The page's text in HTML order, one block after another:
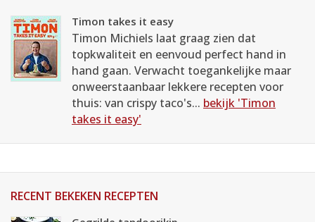
Timon takes it easy
Timon Michiels laat graag zien dat
topkwaliteit en eenvoud perfect hand in
hand gaan. Verwacht toegankelijke maar
onweerstaanbaar lekkere recepten voor
thuis: van crispy taco's... bekijk 'Timon
takes it easy'
RECENT BEKEKEN RECEPTEN